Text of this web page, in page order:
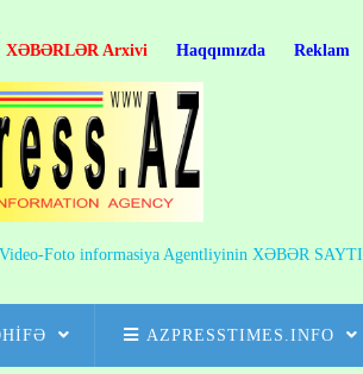
XƏBƏRLƏR Arxivi Haqqımızda Reklam
Foto informasiya Agentliyinin XƏBƏR SAYTI
AZPRESSTIMES.INFO